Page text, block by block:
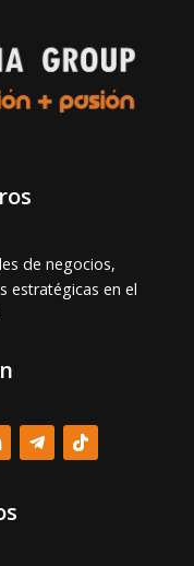
de negocios,
estratégicas en el